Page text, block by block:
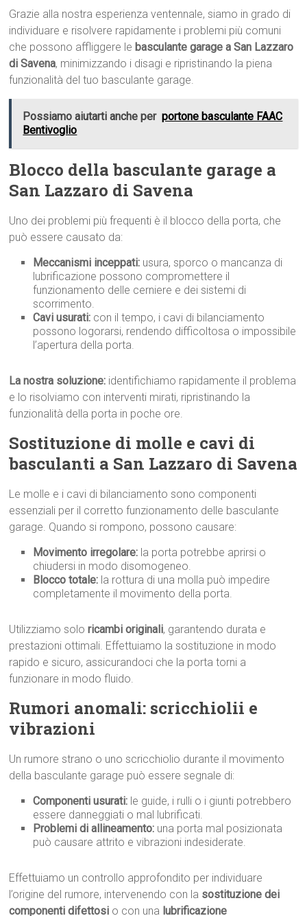
Grazie alla nostra esperienza ventennale, siamo in grado di
individuare e risolvere rapidamente i problemi più comuni
che possono affliggere le basculante garage a San Lazzaro
di Savena, minimizzando i disagi e ripristinando la piena
funzionalità del tuo basculante garage.
Possiamo aiutarti anche per portone basculante FAAC
Bentivoglio
Blocco della basculante garage a
San Lazzaro di Savena
Uno dei problemi più frequenti è il blocco della porta, che
può essere causato da:
Meccanismi inceppati: usura, sporco o mancanza di
lubrificazione possono compromettere il
funzionamento delle cerniere e dei sistemi di
scorrimento.
Cavi usurati: con il tempo, i cavi di bilanciamento
possono logorarsi, rendendo difficoltosa o impossibile
l’apertura della porta.
La nostra soluzione: identifichiamo rapidamente il problema
e lo risolviamo con interventi mirati, ripristinando la
funzionalità della porta in poche ore.
Sostituzione di molle e cavi di
basculanti a San Lazzaro di Savena
Le molle e i cavi di bilanciamento sono componenti
essenziali per il corretto funzionamento delle basculante
garage. Quando si rompono, possono causare:
Movimento irregolare: la porta potrebbe aprirsi o
chiudersi in modo disomogeneo.
Blocco totale: la rottura di una molla può impedire
completamente il movimento della porta.
Utilizziamo soloricambi originali, garantendo durata e
prestazioni ottimali. Effettuiamo la sostituzione in modo
rapido e sicuro, assicurandoci che la porta torni a
funzionare in modo fluido.
Rumori anomali: scricchiolii e
vibrazioni
Un rumore strano o uno scricchiolio durante il movimento
della basculante garage può essere segnale di:
Componenti usurati: le guide, i rulli o i giunti potrebbero
essere danneggiati o mal lubrificati.
Problemi di allineamento: una porta mal posizionata
può causare attrito e vibrazioni indesiderate.
Effettuiamo un controllo approfondito per individuare
l’origine del rumore, intervenendo con la sostituzione dei
componenti difettosi o con una lubrificazione